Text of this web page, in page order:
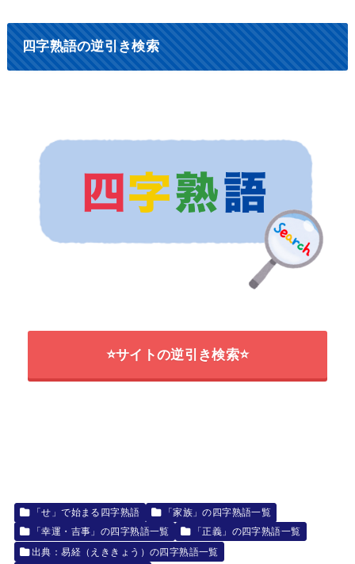
四字熟語の逆引き検索
⭐サイトの逆引き検索⭐
「せ」で始まる四字熟語
「家族」の四字熟語一覧
「幸運・吉事」の四字熟語一覧
「正義」の四字熟語一覧
出典：易経（えききょう）の四字熟語一覧